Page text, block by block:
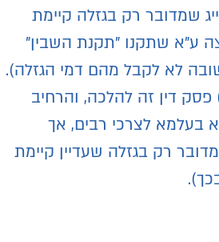
שמדובר רק בגזלה קיימת
ע"א שתקנו "תקנת השבין"
לא לקבל מהם דמי הגזלה).
דין זה להלכה, והרחיב
בעלמא לצרכי רבים, אך
רק בגזלה שעדיין קיימת